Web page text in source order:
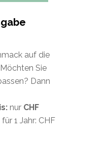
auf die
Sie
Dann
nur CHF
1 Jahr: CHF